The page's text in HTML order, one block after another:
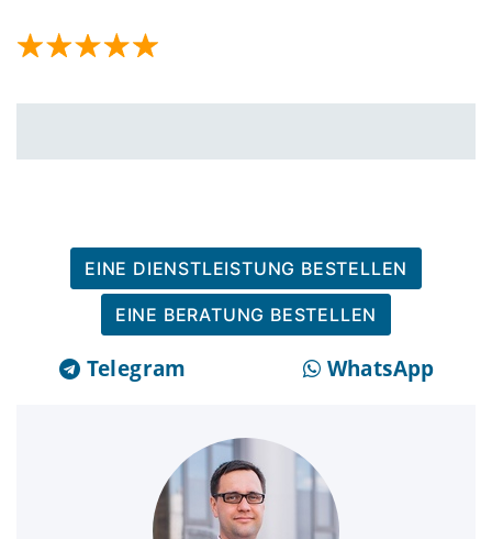
EINE DIENSTLEISTUNG BESTELLEN
EINE BERATUNG BESTELLEN
Telegram WhatsApp